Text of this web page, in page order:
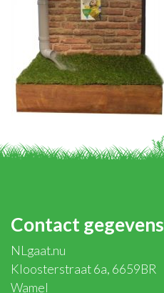
Contact gegevens
NLgaat.nu
Kloosterstraat 6a, 6659BR
Wamel